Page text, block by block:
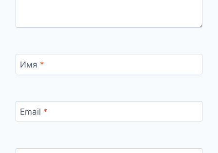
Имя *
Email *